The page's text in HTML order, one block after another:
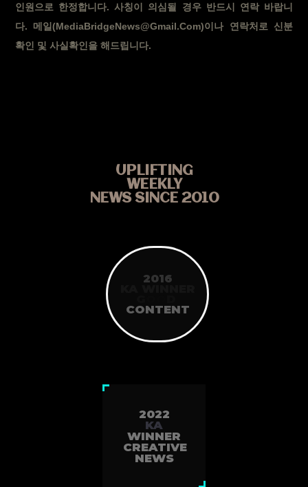
인원으로 한정합니다. 사칭이 의심될 경우 반드시 연락 바랍니
다. 메일(MediaBridgeNews@Gmail.Com)이나 연락처로 신분
확인 및 사실확인을 해드립니다.
UPLIFTING
WEEKLY
NEWS SINCE 2010
2016
CONTENT
2022
KA
WINNER
CREATIVE
NEWS